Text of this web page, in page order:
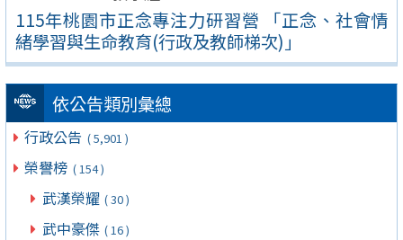
115年桃園市正念專注力研習營 「正念、社會情
緒學習與生命教育(行政及教師梯次)」
依公告類別彙總
行政公告 ( 5,901 )
榮譽榜 ( 154 )
武漢榮耀 ( 30 )
武中豪傑 ( 16 )